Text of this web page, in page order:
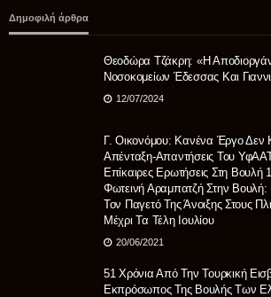
ΝΙΚΗ για μεταναστευτικό: Απαιτείται
Δημοφιλή άρθρα
Θεοδώρα Τζάκρη: «Η
Νοσοκομείων Έδεσσας Και
12/07/2024
Γ. Οικονόμου: Κανένα Έργο Δεν
Απένταξη-Απαντήσεις Του
Επίκαιρες Ερωτήσεις Στη Βουλή
Φωτεινή Αραμπατζή Στην Βουλή:
Τον Παγετό Της Άνοιξης Στους
Μέχρι Τα Τέλη Ιουλίου
20/06/2021
51 Χρόνια Από Την Τουρκική
Εκπρόσωπος Της Βουλής Των